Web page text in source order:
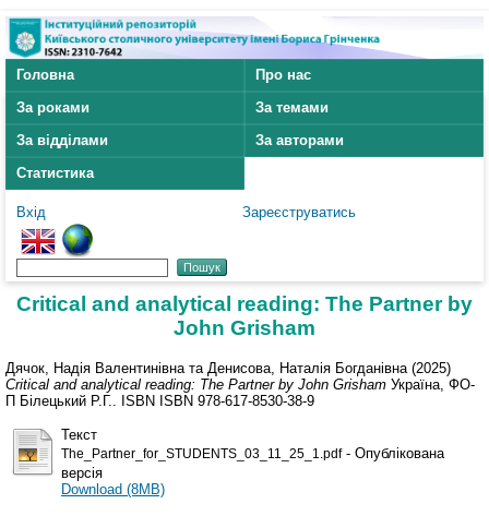
Головна
Про нас
За роками
За темами
За відділами
За авторами
Статистика
Вхід Зареєструватись
Critical and analytical reading: The Partner by
John Grisham
Дячок, Надія Валентинівна та Денисова, Наталія Богданівна (2025)
Critical and analytical reading: The Partner by John Grisham Україна, ФО-
П Білецький Р.Г.. ISBN ISBN 978-617-8530-38-9
Текст
The_Partner_for_STUDENTS_03_11_25_1.pdf- Опублікована
версія
Download (8MB)